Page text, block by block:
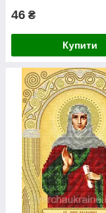
46 ₴
Купити